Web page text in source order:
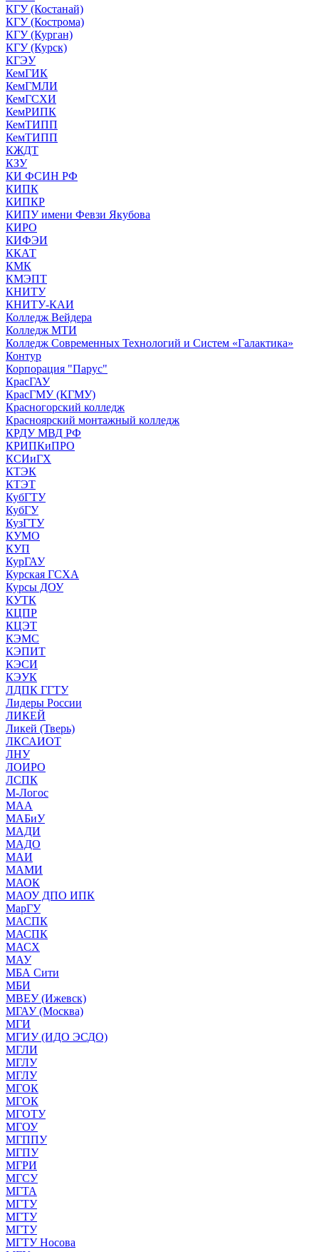
КГУ (Костанай)
КГУ (Кострома)
КГУ (Курган)
КГУ (Курск)
КГЭУ
КемГИК
КемГМЛИ
КемГСХИ
КемРИПК
КемТИПП
КемТИПП
КЖДТ
КЗУ
КИ ФСИН РФ
КИПК
КИПКР
КИПУ имени Февзи Якубова
КИРО
КИФЭИ
ККАТ
КМК
КМЭПТ
КНИТУ
КНИТУ-КАИ
Колледж Вейдера
Колледж МТИ
Колледж Современных Технологий и Систем «Галактика»
Контур
Корпорация "Парус"
КрасГАУ
КрасГМУ (КГМУ)
Красногорский колледж
Красноярский монтажный колледж
КРДУ МВД РФ
КРИПКиПРО
КСИиГХ
КТЭК
КТЭТ
КубГТУ
КубГУ
КузГТУ
КУМО
КУП
КурГАУ
Курская ГСХА
Курсы ДОУ
КУТК
КЦПР
КЦЭТ
КЭМС
КЭПИТ
КЭСИ
КЭУК
ЛДПК ГГТУ
Лидеры России
ЛИКЕЙ
Ликей (Тверь)
ЛКСАИОТ
ЛНУ
ЛОИРО
ЛСПК
М-Логос
МАА
МАБиУ
МАДИ
МАДО
МАИ
МАМИ
МАОК
МАОУ ДПО ИПК
МарГУ
МАСПК
МАСПК
МАСХ
МАУ
МБА Сити
МБИ
МВЕУ (Ижевск)
МГАУ (Москва)
МГИ
МГИУ (ИДО ЭСДО)
МГЛИ
МГЛУ
МГЛУ
МГОК
МГОК
МГОТУ
МГОУ
МГППУ
МГПУ
МГРИ
МГСУ
МГТА
МГТУ
МГТУ
МГТУ
МГТУ Носова